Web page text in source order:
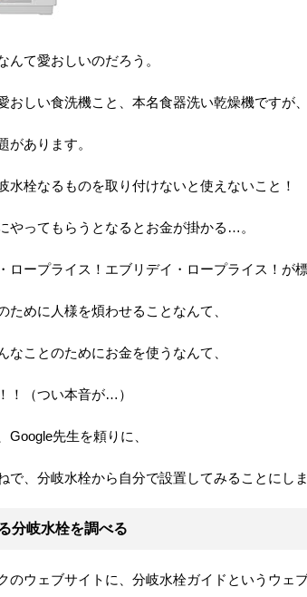
んて愛おしいのだろう。
おしい食洗機こと、本名食器洗い乾燥機ですが、
があります。
水栓なるものを取り付けないと使えないこと！
やってもらうとなるとお金が掛かる…。
ロープライス！エブリデイ・ロープライス！が
ために人様を煩わせることなんて、
なことのためにお金を使うなんて、
！（つい本音が…）
Google先生を頼りに、
で、分岐水栓から自分で設置してみることにしま
分岐水栓を調べる
のウェブサイトに、分岐水栓ガイドというウェ